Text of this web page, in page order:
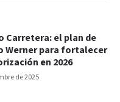
de 2025
Carretera: el plan de
Werner para fortalecer
en 2026